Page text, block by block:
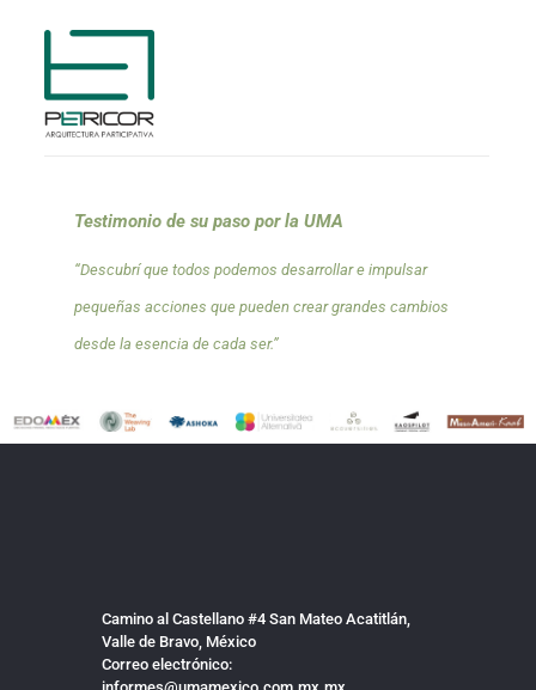
Testimonio de su paso por la UMA
“Descubrí que todos podemos desarrollar e impulsar
pequeñas acciones que pueden crear grandes cambios
desde la esencia de cada ser.”
Camino al Castellano #4 San Mateo Acatitlán,
Valle de Bravo, México
Correo electrónico: